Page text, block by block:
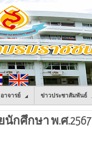
อาจารย์ ข่าวประชาสัมพันธ์
กศึกษา พ.ศ.2567